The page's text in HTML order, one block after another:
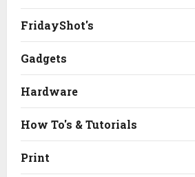
FridayShot's
Gadgets
Hardware
How To's & Tutorials
Print